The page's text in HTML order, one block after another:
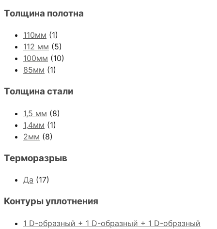
Толщина полотна
110мм (1)
112 мм (5)
100мм (10)
85мм (1)
Толщина стали
1,5 мм (8)
1,4мм (1)
2мм (8)
Терморазрыв
Да (17)
Контуры уплотнения
1 D-образный + 1 D-образный + 1 D-образный